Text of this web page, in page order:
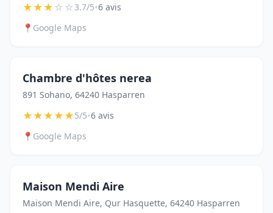
★★★☆☆3.7/5•6 avis
📍 Google Maps
Chambre d'hôtes nerea
891 Sohano, 64240 Hasparren
★★★★★5/5•6 avis
📍 Google Maps
Maison Mendi Aire
Maison Mendi Aire, Qur Hasquette, 64240 Hasparren